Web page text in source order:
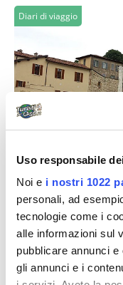
Uso responsabile
Noi e i nostri 1022
personali, ad
tecnologie come i
alle informazioni sul
pubblicare annunci
gli annunci e i
Diari di viaggio
Brescia
Brescia è
ci dimentica del
3200 anni fa ai